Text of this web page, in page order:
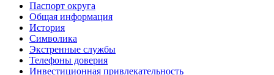
Паспорт округа
Общая информация
История
Символика
Экстренные службы
Телефоны доверия
Инвестиционная привлекательность